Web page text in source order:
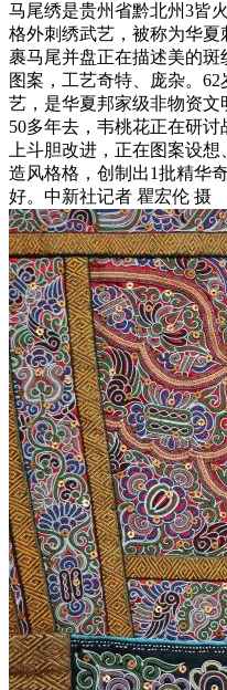
马尾绣是贵州省黔北州3皆
格外刺绣武艺，被称为华夏
裹马尾并盘正在描述美的
图案，工艺奇特、庞杂。
艺，是华夏邦家级非物资文
50多年去，韦桃花正在研
上斗胆改进，正在图案设
造风格格，创制出1批精华
好。中新社记者 瞿宏伦 摄